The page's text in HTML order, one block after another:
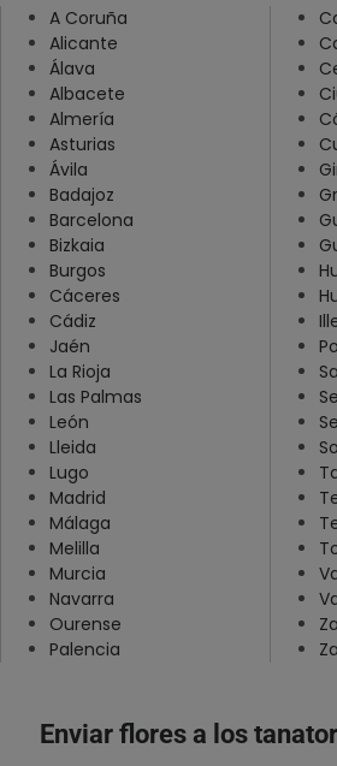
Palencia
Pontevedra
Salamanca
Santa Cruz De Tenerife
Segovia
Sevilla
Soria
Tarragona
Teruel
Toledo
Valencia
Valladolid
Zamora
Zaragoza
A Coruña
Alicante
Álava
Albacete
Almería
Asturias
Ávila
Badajoz
Barcelona
Bizkaia
Burgos
Cáceres
Cádiz
Jaén
La Rioja
Las Palmas
León
Lleida
Lugo
Madrid
Málaga
Melilla
Murcia
Navarra
Ourense
Palencia
Enviar flores a los